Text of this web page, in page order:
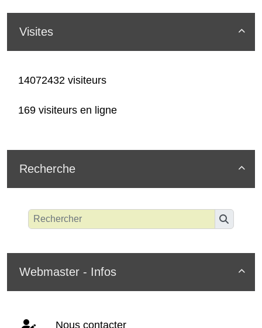

Visites
14072432 visiteurs
169 visiteurs en ligne

Recherche

Webmaster - Infos
Nous contacter